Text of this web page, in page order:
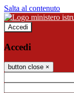
Salta al contenuto
Accedi
Accedi
button close ×